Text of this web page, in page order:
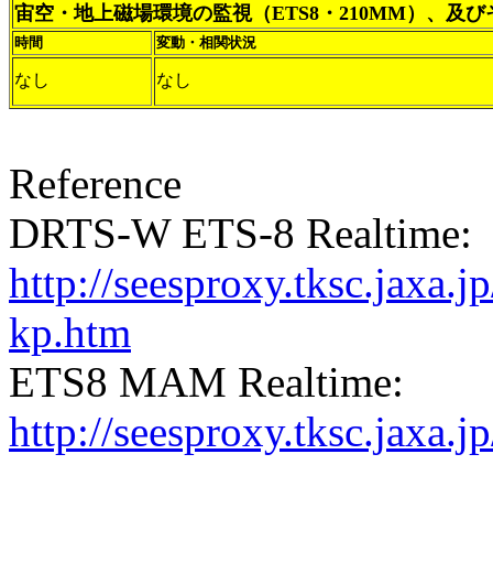
宙空・地上磁場環境の監視（ETS8・210MM）、及び
時間 変動・相関状況
なし なし
Reference
DRTS-W ETS-8 Realtime:
http://
kp.htm
ETS8 MAM Realtime:
http://